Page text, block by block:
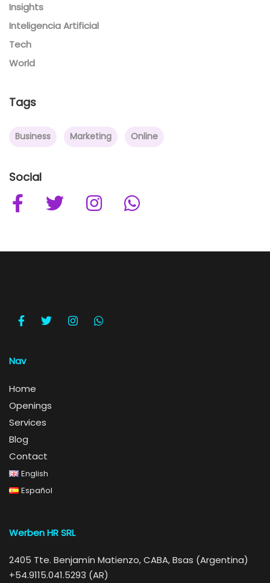
Insights
Inteligencia Artificial
Tech
World
Tags
Business Marketing Online
Social
Nav
Home
Openings
Services
Blog
Contact
English
Español
Werben HR SRL
2405 Tte. Benjamín Matienzo, CABA, Bsas (Argentina)
+54.9115.041.5293 (AR)